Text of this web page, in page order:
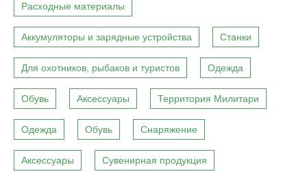
Расходные материалы
Аккумуляторы и зарядные устройства Станки
Для охотников, рыбаков и туристов Одежда
Обувь Аксессуары Территория Милитари
Одежда Обувь Снаряжение
Аксессуары Сувенирная продукция